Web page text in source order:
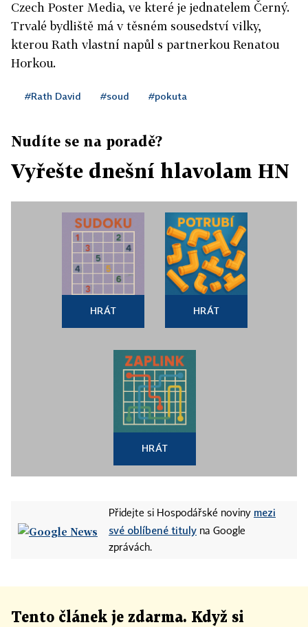
Czech Poster Media, ve které je jednatelem Černý.
Trvalé bydliště má v těsném sousedství vilky,
kterou Rath vlastní napůl s partnerkou Renatou
Horkou.
#Rath David #soud #pokuta
Nudíte se na poradě?
Vyřešte dnešní hlavolam HN
HRÁT HRÁT
HRÁT
Přidejte si Hospodářské noviny mezi
své oblíbené tituly na Google
zprávách.
Tento článek je zdarma. Když si